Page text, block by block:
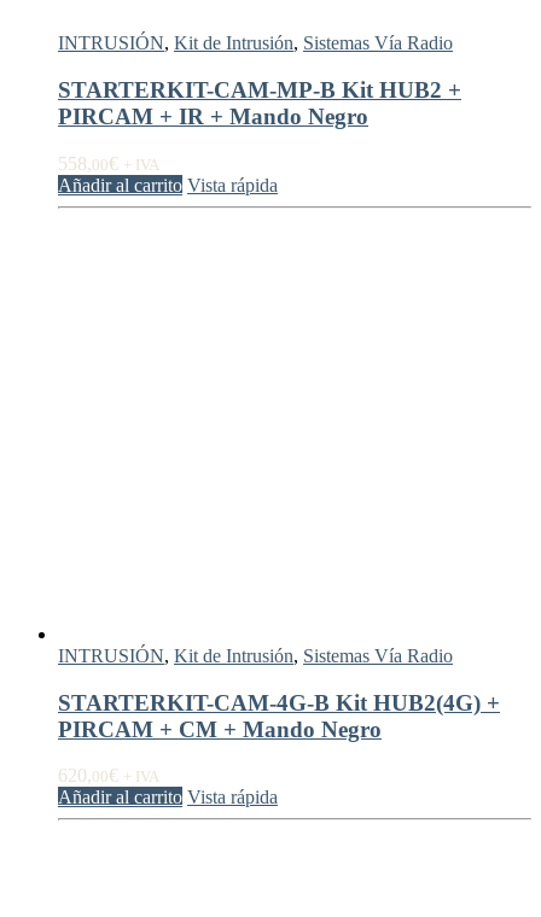
INTRUSIÓN, Kit de Intrusión, Sistemas Vía Radio
STARTERKIT-CAM-MP-B Kit HUB2 +
PIRCAM + IR + Mando Negro
558,00€ + IVA
Añadir al carrito Vista rápida
INTRUSIÓN, Kit de Intrusión, Sistemas Vía Radio
STARTERKIT-CAM-4G-B Kit HUB2(4G) +
PIRCAM + CM + Mando Negro
620,00€ + IVA
Añadir al carrito Vista rápida